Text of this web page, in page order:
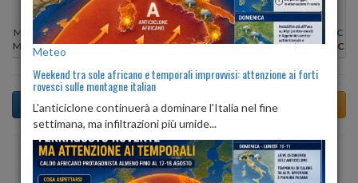
Min:
21°C
Max:27°C
Min:
20°C
Max:26°C
Min:19°C
Max:25°C
Min:19°C
Max:25°C
Min:
19°C
Max:26°C
Min:19°C
Max:26°C
Min:
19°C
Max:25°C
Previsioni del Tempo a Torre Cajetani di domani
Meteo
Weekend tra sole africano e temporali improvvisi: attenzione ai forti
rovesci sulle montagne italian
L'anticiclone continuerà a dominare l'Italia nel fine
settimana, ma infiltrazioni più umide...